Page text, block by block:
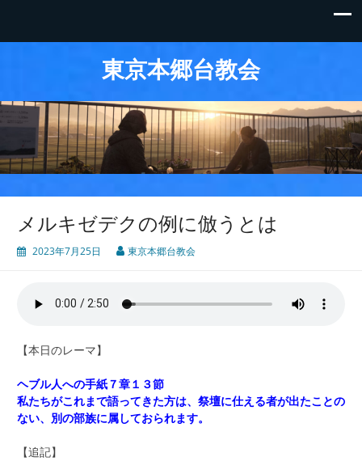
東京本郷台教会
メルキゼデクの例に倣うとは
2023年7月25日 東京本郷台教会
【本日のレーマ】
ヘブル人への手紙７章１３節
私たちがこれまで語ってきた方は、祭壇に仕える者が出たことの
ない、別の部族に属しておられます。
【追記】